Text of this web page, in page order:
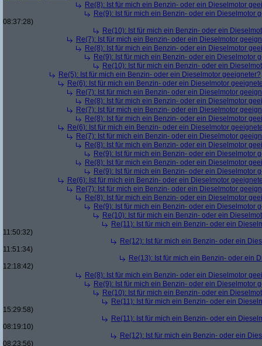
Re(8): Ist für mich ein Benzin- oder ein Dieselmotor
Re(9): Ist für mich ein Benzin- oder ein Dieselmotor
08:37:28)
Re(10): Ist für mich ein Benzin- oder ein
Re(7): Ist für mich ein Benzin- oder ein Dieselmotor
Re(8): Ist für mich ein Benzin- oder ein Dieselmotor
Re(9): Ist für mich ein Benzin- oder ein Dieselmotor
Re(10): Ist für mich ein Benzin- oder ein
Re(5): Ist für mich ein Benzin- oder ein Dieselmotor geeigneter?
Re(6): Ist für mich ein Benzin- oder ein Dieselmotor
Re(7): Ist für mich ein Benzin- oder ein Dieselmotor
Re(8): Ist für mich ein Benzin- oder ein Dieselmotor
Re(7): Ist für mich ein Benzin- oder ein Dieselmotor
Re(8): Ist für mich ein Benzin- oder ein Dieselmotor
Re(6): Ist für mich ein Benzin- oder ein Dieselmotor
Re(7): Ist für mich ein Benzin- oder ein Dieselmotor
Re(8): Ist für mich ein Benzin- oder ein Dieselmotor
Re(9): Ist für mich ein Benzin- oder ein Dieselmotor
Re(8): Ist für mich ein Benzin- oder ein Dieselmotor
Re(9): Ist für mich ein Benzin- oder ein Dieselmotor
Re(6): Ist für mich ein Benzin- oder ein Dieselmotor
Re(7): Ist für mich ein Benzin- oder ein Dieselmotor
Re(8): Ist für mich ein Benzin- oder ein Dieselmotor
Re(9): Ist für mich ein Benzin- oder ein Dieselmotor
Re(10): Ist für mich ein Benzin- oder ein
Re(11): Ist für mich ein Benzin- oder ein
11:50:32)
Re(12): Ist für mich ein Benzin- oder ein
11:51:34)
Re(13): Ist für mich ein Benzin- oder ein
12:18:42)
Re(8): Ist für mich ein Benzin- oder ein Dieselmotor
Re(9): Ist für mich ein Benzin- oder ein Dieselmotor
Re(10): Ist für mich ein Benzin- oder ein
Re(11): Ist für mich ein Benzin- oder ein
15:29:58)
Re(11): Ist für mich ein Benzin- oder ein
08:19:10)
Re(12): Ist für mich ein Benzin- oder ein
08:23:56)